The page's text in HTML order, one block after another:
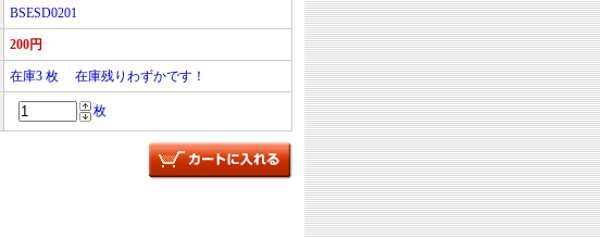
BSESD0201
200円
在庫3 枚 在庫残りわずかです！
枚